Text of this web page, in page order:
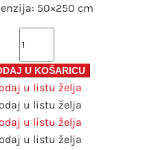
50×250 cm
180g
600
bijeli
količina
U KOŠARICU
u listu želja
u listu želja
u listu želja
u listu želja